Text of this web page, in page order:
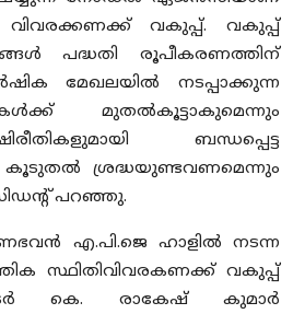
വിവരക്കണക്ക് വകുപ്പ്. വകുപ്പ്
പദ്ധതി രൂപീകരണത്തിന്
മേഖലയില്‍ നടപ്പാക്കുന്ന
മുതല്‍കൂട്ടാകുമെന്നും
ബന്ധപ്പെട്ട
കൂടുതല്‍ ശ്രദ്ധയുണ്ടവണമെന്നും
പറഞ്ഞു.
എ.പി.ജെ ഹാളില്‍ നടന്ന
സ്ഥിതിവിവരകണക്ക് വകുപ്പ്
കെ. രാകേഷ് കുമാര്‍